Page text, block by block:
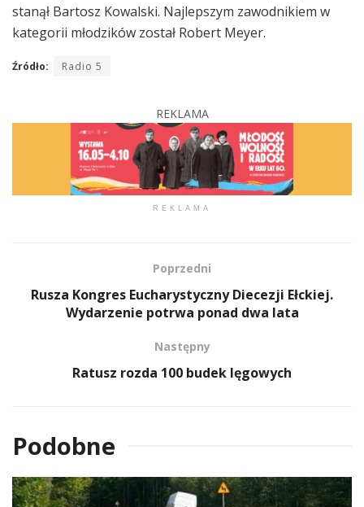
stanął Bartosz Kowalski. Najlepszym zawodnikiem w
kategorii młodzików został Robert Meyer.
Źródło: Radio 5
REKLAMA
REKLAMA
Poprzedni
Rusza Kongres Eucharystyczny Diecezji Ełckiej.
Wydarzenie potrwa ponad dwa lata
Następny
Ratusz rozda 100 budek lęgowych
Podobne